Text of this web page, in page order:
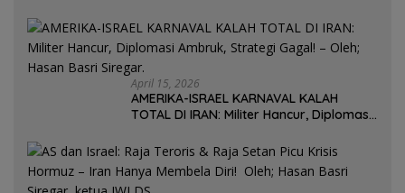
Basri Siregar, Redaktur Utomo News,
Rubrik: Opini & Kajian Sosial.
April 15, 2026
AMERIKA-ISRAEL KARNAVAL KALAH
TOTAL DI IRAN: Militer Hancur, Diplomasi
Basri Siregar.